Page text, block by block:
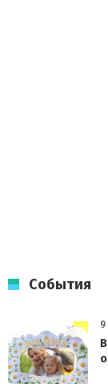
События
9